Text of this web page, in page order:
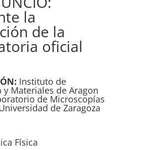
la
de la
oficial
Instituto de
y Materiales de Aragon
de Microscopías
de Zaragoza
Física